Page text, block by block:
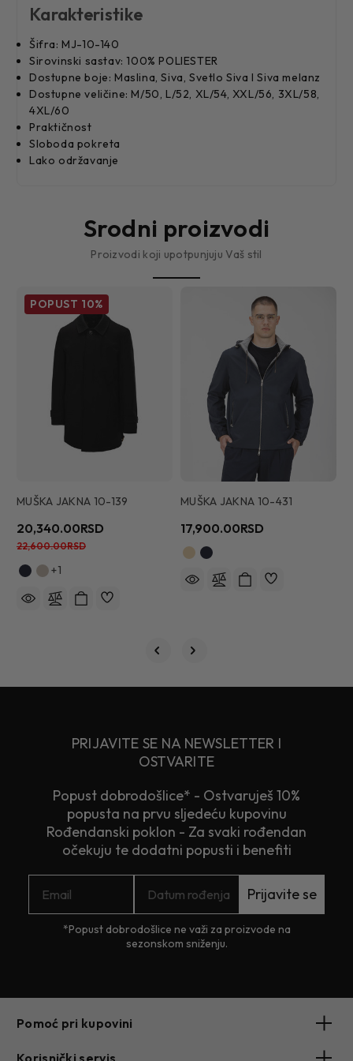
Karakteristike
Šifra: MJ-10-140
Sirovinski sastav: 100% POLIESTER
Dostupne boje: Maslina, Siva, Svetlo Siva I Siva melanz
Dostupne veličine: M/50, L/52, XL/54, XXL/56, 3XL/58,
4XL/60
Praktičnost
Sloboda pokreta
Lako održavanje
Srodni proizvodi
Proizvodi koji upotpunjuju Vaš stil
POPUST 10%
MUŠKA JAKNA 10-139
20,340.00RSD
22,600.00RSD
+1
MUŠKA JAKNA 10-431
17,900.00RSD
PRIJAVITE SE NA NEWSLETTER I
OSTVARITE
Popust dobrodošlice* - Ostvaruješ 10%
popusta na prvu sljedeću kupovinu
Rođendanski poklon - Za svaki rođendan
očekuju te dodatni popusti i benefiti
Prijavite se
*Popust dobrodošlice ne važi za proizvode na
sezonskom sniženju.
Pomoć pri kupovini